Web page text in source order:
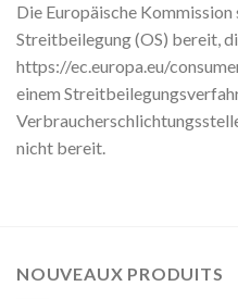
Die Europäische
Streitbeilegung (OS) bereit,
https://ec.europa.eu/
einem
nicht bereit.
NOUVEAUX PRODUITS